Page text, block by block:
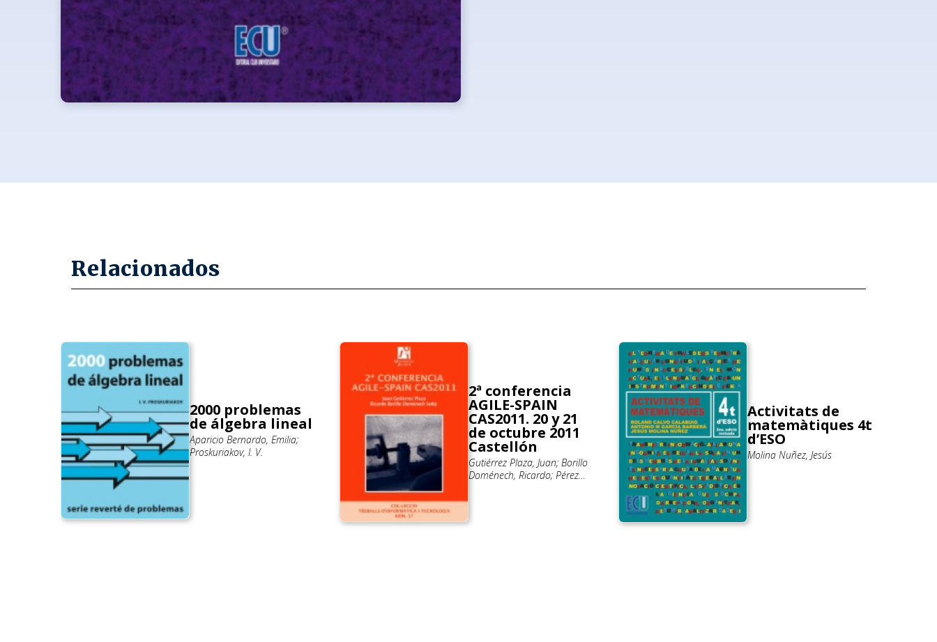
Relacionados
2000 problemas
de álgebra lineal
Aparicio Bernardo, Emilia;
Proskuriakov, I. V.
2ª conferencia
AGILE-SPAIN
CAS2011. 20 y 21
de octubre 2011
Castellón
Gutiérrez Plaza, Juan; Borillo
Doménech, Ricardo; Pérez
Activitats de
matemàtiques 4t
d’ESO
Molina Nuñez, Jesús